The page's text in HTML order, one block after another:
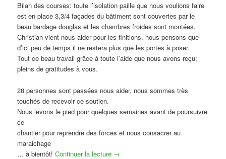
Bilan des courses: toute l’isolation paille que nous voulions faire
est en place 3,3/4 façades du bâtiment sont couvertes par le
beau bardage douglas et les chambres froides sont montées,
Christian vient nous aider pour les finitions, nous pensons que
d’ici peu de temps il ne restera plus que les portes à poser.
Tout ce beau travail grâce à toute l’aide que nous avons reçu;
pleins de gratitudes à vous.
28 personnes sont passées nous aider, nous sommes très
touchés de recevoir ce soutien.
Nous levons le pied pour quelques semaines avant de poursuivre
ce
chantier pour reprendre des forces et nous consacrer au
maraichage
… à bientôt! Continuer la lecture →